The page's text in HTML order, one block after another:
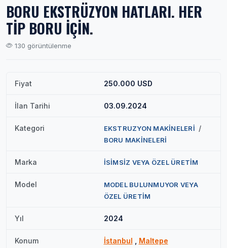
BORU EKSTRÜZYON HATLARI. HER
TİP BORU İÇİN.
130 görüntülenme
Fiyat 250.000 USD
İlan Tarihi 03.09.2024
Kategori EKSTRUZYON MAKİNELERİ /
BORU MAKİNELERİ
Marka İSİMSİZ VEYA ÖZEL ÜRETİM
Model
MODEL BULUNMUYOR VEYA
ÖZEL ÜRETİM
Yıl 2024
Konum İstanbul Maltepe